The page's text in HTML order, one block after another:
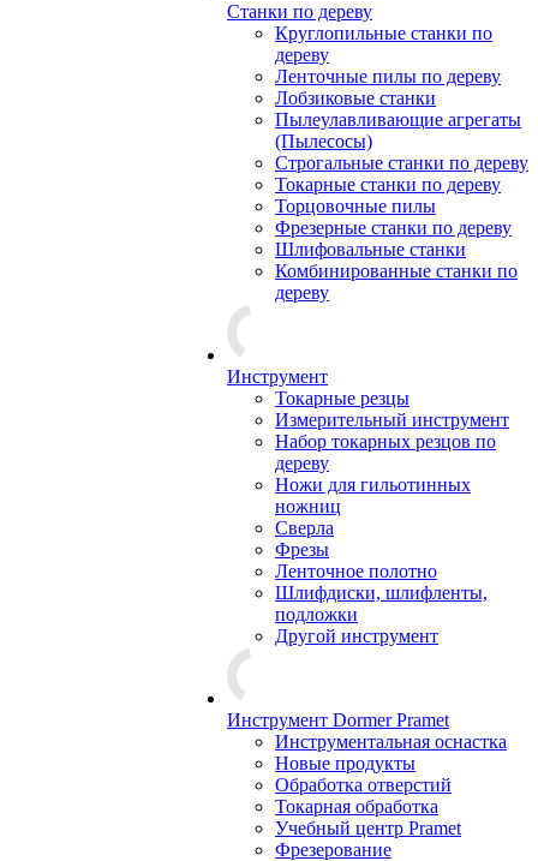
Станки по дереву
Круглопильные станки по
дереву
Ленточные пилы по дереву
Лобзиковые станки
Пылеулавливающие агрегаты
(Пылесосы)
Строгальные станки по дереву
Токарные станки по дереву
Торцовочные пилы
Фрезерные станки по дереву
Шлифовальные станки
Комбинированные станки по
дереву
Инструмент
Токарные резцы
Измерительный инструмент
Набор токарных резцов по
дереву
Ножи для гильотинных
ножниц
Сверла
Фрезы
Ленточное полотно
Шлифдиски, шлифленты,
подложки
Другой инструмент
Инструмент Dormer Pramet
Инструментальная оснастка
Новые продукты
Обработка отверстий
Токарная обработка
Учебный центр Pramet
Фрезерование